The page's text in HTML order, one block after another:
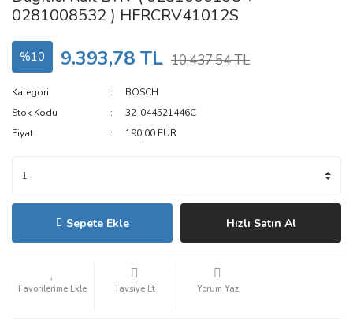
0281008532 ) HFRCRV41012S
%10 9.393,78 TL 10.437,54 TL
Kategori
BOSCH
Stok Kodu
32-044521446C
Fiyat
190,00 EUR
Sepete Ekle Hızlı Satın Al
Tavsiye Et Yorum Yaz